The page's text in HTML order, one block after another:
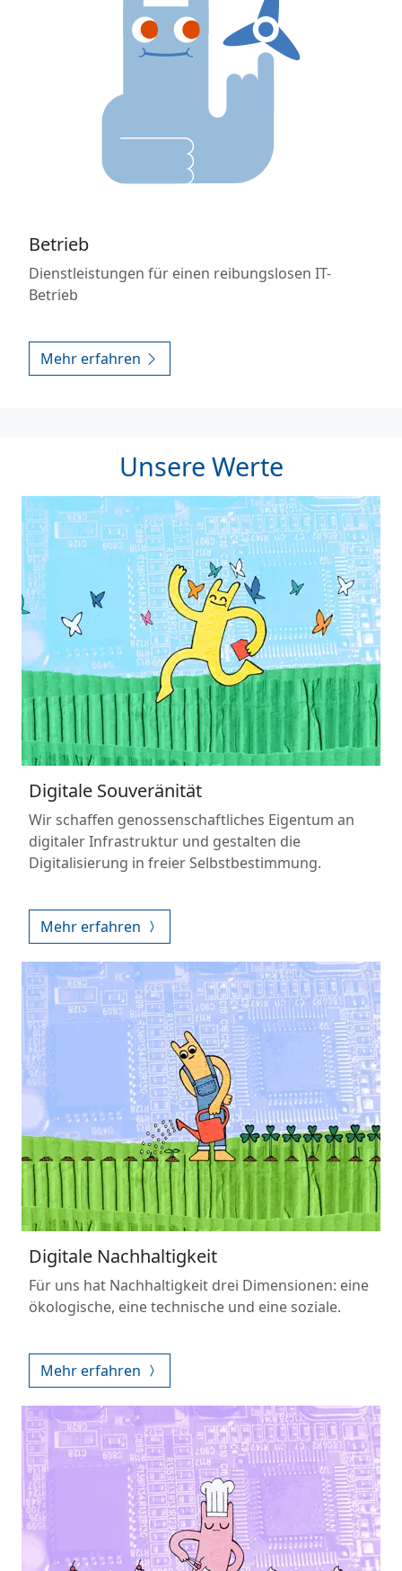
Betrieb
Dienstleistungen für einen reibungslosen IT-
Betrieb
Mehr erfahren
Unsere Werte
Digitale Souveränität
Wir schaffen genossenschaftliches Eigentum an
digitaler Infrastruktur und gestalten die
Digitalisierung in freier Selbstbestimmung.
Mehr erfahren
Digitale Nachhaltigkeit
Für uns hat Nachhaltigkeit drei Dimensionen: eine
ökologische, eine technische und eine soziale.
Mehr erfahren